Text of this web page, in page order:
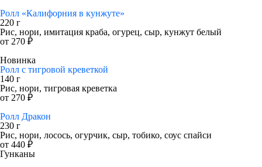
Ролл «Калифорния в кунжуте»
220 г
Рис, нори, имитация краба, огурец, сыр, кунжут белый
от 270 ₽
Новинка
Ролл с тигровой креветкой
140 г
Рис, нори, тигровая креветка
от 270 ₽
Ролл Дракон
230 г
Рис, нори, лосось, огурчик, сыр, тобико, соус спайси
от 440 ₽
Гунканы